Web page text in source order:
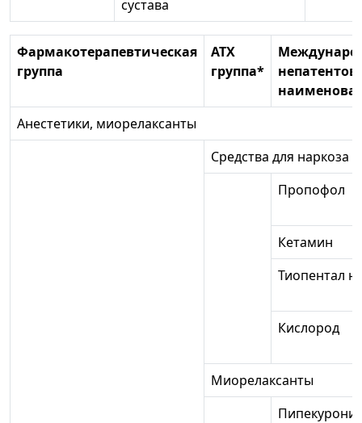
сустава
Фармакотерапевтическая
группа
АТХ
группа*
Анестетики, миорелаксанты
Средства для наркоза
Пропофол
Кетамин
Тиопентал
Кислород
Миорелаксанты